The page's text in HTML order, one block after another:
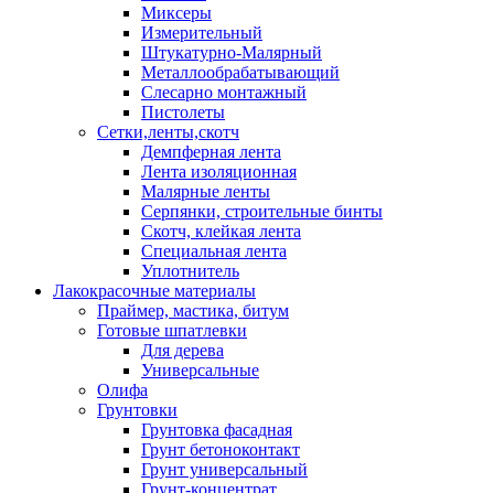
Миксеры
Измерительный
Штукатурно-Малярный
Металлообрабатывающий
Слесарно монтажный
Пистолеты
Сетки,ленты,скотч
Демпферная лента
Лента изоляционная
Малярные ленты
Серпянки, строительные бинты
Скотч, клейкая лента
Специальная лента
Уплотнитель
Лакокрасочные материалы
Праймер, мастика, битум
Готовые шпатлевки
Для дерева
Универсальные
Олифа
Грунтовки
Грунтовка фасадная
Грунт бетоноконтакт
Грунт универсальный